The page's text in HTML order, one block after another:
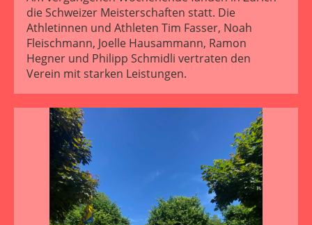
die Schweizer Meisterschaften statt. Die
Athletinnen und Athleten Tim Fasser, Noah
Fleischmann, Joelle Hausammann, Ramon
Hegner und Philipp Schmidli vertraten den
Verein mit starken Leistungen.